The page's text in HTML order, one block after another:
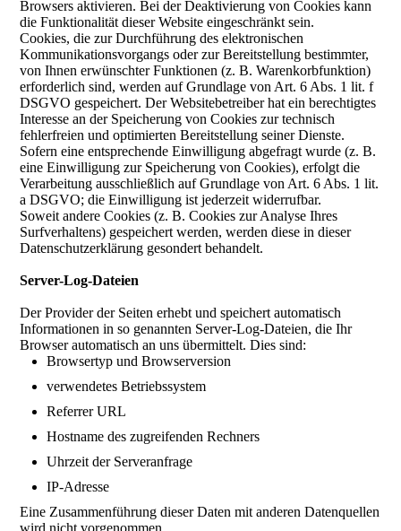
Browsers aktivieren. Bei der Deaktivierung von Cookies kann
die Funktionalität dieser Website eingeschränkt sein.
Cookies, die zur Durchführung des elektronischen
Kommunikationsvorgangs oder zur Bereitstellung bestimmter,
von Ihnen erwünschter Funktionen (z. B. Warenkorbfunktion)
erforderlich sind, werden auf Grundlage von Art. 6 Abs. 1 lit. f
DSGVO gespeichert. Der Websitebetreiber hat ein berechtigtes
Interesse an der Speicherung von Cookies zur technisch
fehlerfreien und optimierten Bereitstellung seiner Dienste.
Sofern eine entsprechende Einwilligung abgefragt wurde (z. B.
eine Einwilligung zur Speicherung von Cookies), erfolgt die
Verarbeitung ausschließlich auf Grundlage von Art. 6 Abs. 1 lit.
a DSGVO; die Einwilligung ist jederzeit widerrufbar.
Soweit andere Cookies (z. B. Cookies zur Analyse Ihres
Surfverhaltens) gespeichert werden, werden diese in dieser
Datenschutzerklärung gesondert behandelt.
Server-Log-Dateien
Der Provider der Seiten erhebt und speichert automatisch
Informationen in so genannten Server-Log-Dateien, die Ihr
Browser automatisch an uns übermittelt. Dies sind:
Browsertyp und Browserversion
verwendetes Betriebssystem
Referrer URL
Hostname des zugreifenden Rechners
Uhrzeit der Serveranfrage
IP-Adresse
Eine Zusammenführung dieser Daten mit anderen Datenquellen
wird nicht vorgenommen.